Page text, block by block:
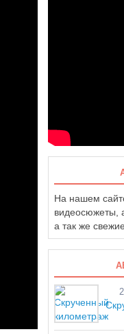
На нашем
видеосюжеты,
а так же